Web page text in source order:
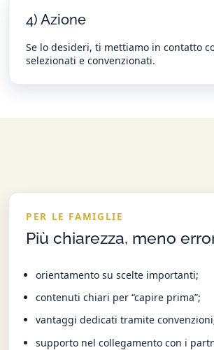
4) Azione
Se lo desideri, ti mettiamo in contatto
selezionati e convenzionati.
PER LE FAMIGLIE
Più chiarezza, meno
orientamento su scelte importanti;
contenuti chiari per “capire prima”;
vantaggi dedicati tramite
supporto nel collegamento con i